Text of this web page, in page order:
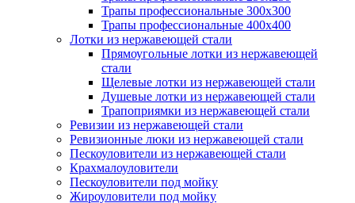
Трапы профессиональные 300х300
Трапы профессиональные 400х400
Лотки из нержавеющей стали
Прямоугольные лотки из нержавеющей
стали
Щелевые лотки из нержавеющей стали
Душевые лотки из нержавеющей стали
Трапоприямки из нержавеющей стали
Ревизии из нержавеющей стали
Ревизионные люки из нержавеющей стали
Пескоуловители из нержавеющей стали
Крахмалоуловители
Пескоуловители под мойку
Жироуловители под мойку